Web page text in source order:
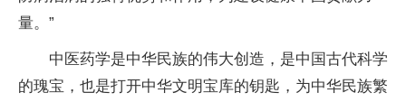
量。”
中医药学是中华民族的伟大创造，是中国古代科学
的瑰宝，也是打开中华文明宝库的钥匙，为中华民族繁